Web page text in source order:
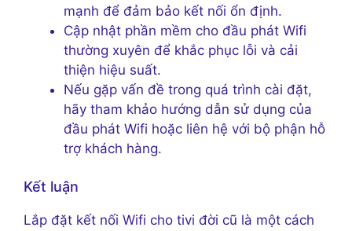
mạnh để đảm bảo kết nối ổn định.
Cập nhật phần mềm cho đầu phát Wifi
thường xuyên để khắc phục lỗi và cải
thiện hiệu suất.
Nếu gặp vấn đề trong quá trình cài đặt,
hãy tham khảo hướng dẫn sử dụng của
đầu phát Wifi hoặc liên hệ với bộ phận hỗ
trợ khách hàng.
Kết luận
Lắp đặt kết nối Wifi cho tivi đời cũ là một cách